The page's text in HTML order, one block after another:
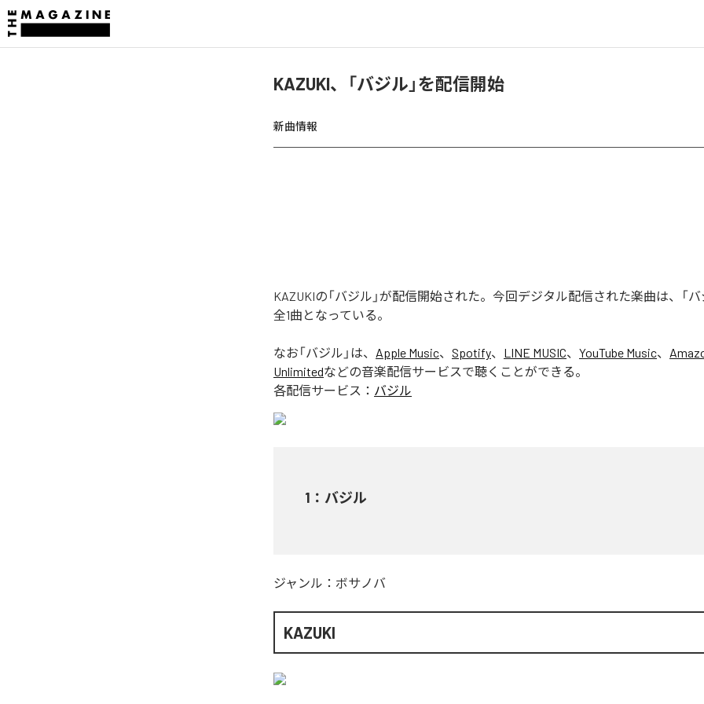
KAZUKI、「バジル」を配信開始
新曲情報
KAZUKIの「バジル」が配信開始された。今回デジタル配信された楽曲は、「バ
全1曲となっている。
なお「バジル 」は、 Apple Music、 Spotify、 LINE MUSIC、 YouTube Music、
Unlimitedなどの音楽配信サービスで聴くことができる。
各配信サービス： バジル
1 ： バジル
ジャンル： ボサノバ
KAZUKI